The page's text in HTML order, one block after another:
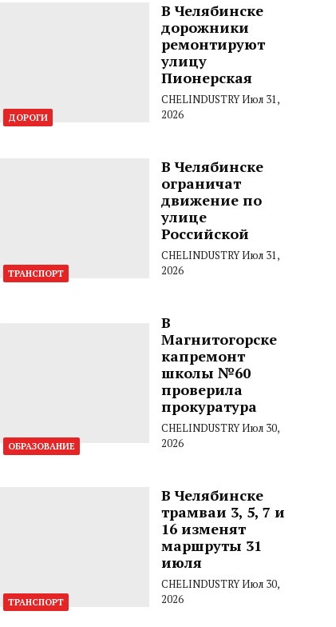
ДОРОГИ
В Челябинске
дорожники
ремонтируют
улицу
Пионерская
CHELINDUSTRYИюл 31,
2026
ТРАНСПОРТ
В Челябинске
ограничат
движение по
улице
Российской
CHELINDUSTRYИюл 31,
2026
ОБРАЗОВАНИЕ
В
Магнитогорске
капремонт
школы №60
проверила
прокуратура
CHELINDUSTRYИюл 30,
2026
ТРАНСПОРТ
В Челябинске
трамваи 3, 5, 7 и
16 изменят
маршруты 31
июля
CHELINDUSTRYИюл 30,
2026